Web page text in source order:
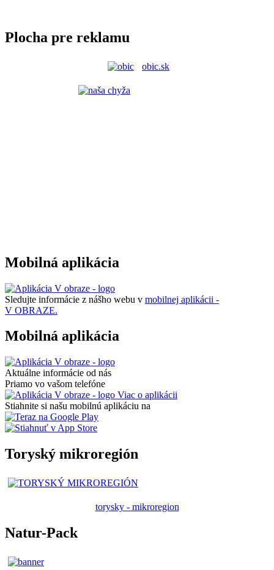
Plocha pre reklamu
obic.sk
Mobilná aplikácia
Sledujte informácie z nášho webu v mobilnej aplikácii -
V OBRAZE.
Mobilná aplikácia
Aktuálne informácie od nás
Priamo vo vašom telefóne
Viac o aplikácii
Stiahnite si našu mobilnú aplikáciu na
Toryský mikroregión
torysky - mikroregion
Natur-Pack